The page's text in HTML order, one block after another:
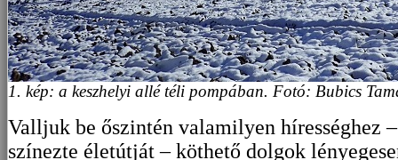
1. kép: a keszhelyi allé téli pompában. Fotó: Bubics
Valljuk be őszintén valamilyen hírességhez
színezte életútját – köthető dolgok